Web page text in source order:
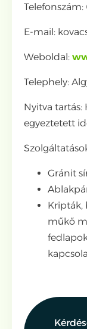
E-mail:
Weboldal:
Telephely:
Nyitva tartás:
egyeztetett
Gránit
Kripták,
műkő